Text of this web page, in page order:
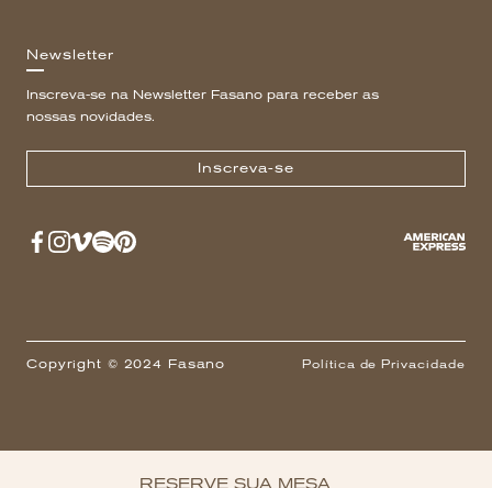
Newsletter
Inscreva-se na Newsletter Fasano para receber as
nossas novidades.
Inscreva-se
Copyright © 2024 Fasano Política de Privacidade
RESERVE SUA MESA